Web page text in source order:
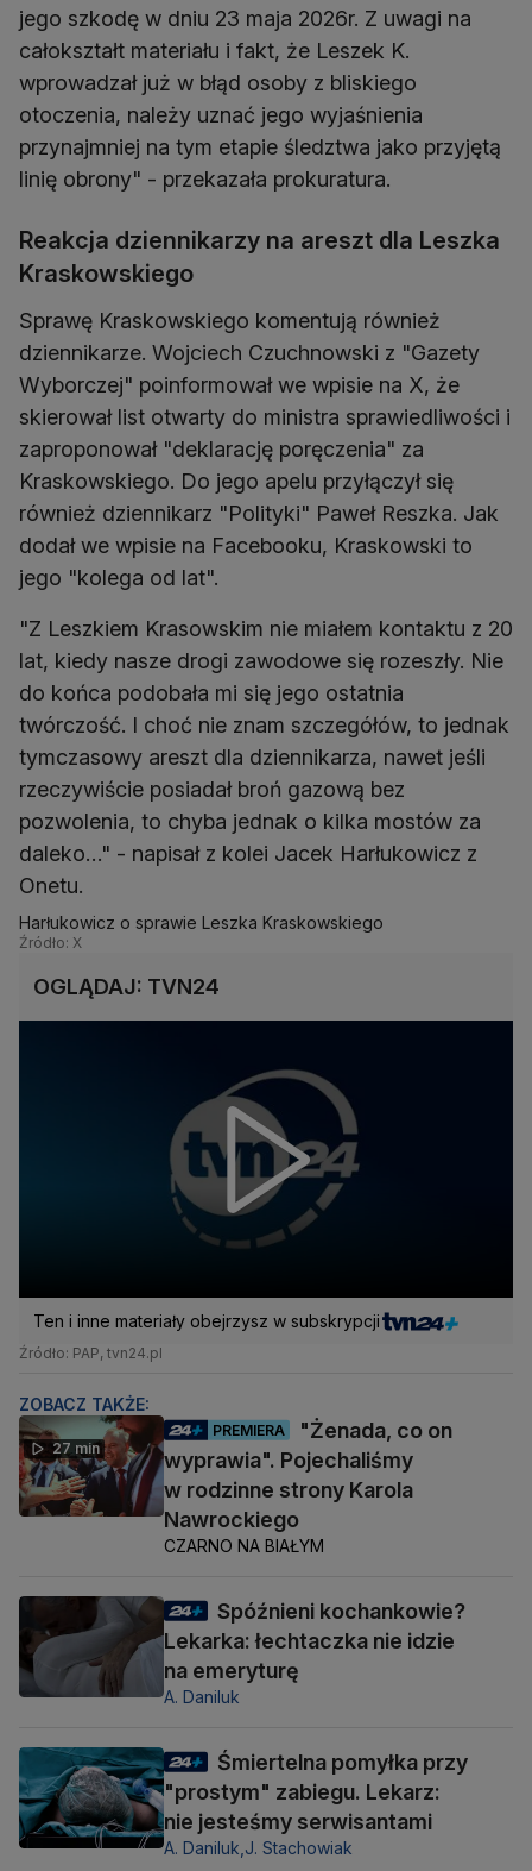
jego szkodę w dniu 23 maja 2026r. Z uwagi na
całokształt materiału i fakt, że Leszek K.
wprowadzał już w błąd osoby z bliskiego
otoczenia, należy uznać jego wyjaśnienia
przynajmniej na tym etapie śledztwa jako przyjętą
linię obrony" - przekazała prokuratura.
Reakcja dziennikarzy na areszt dla Leszka
Kraskowskiego
Sprawę Kraskowskiego komentują również
dziennikarze. Wojciech Czuchnowski z "Gazety
Wyborczej" poinformował we wpisie na X, że
skierował list otwarty do ministra sprawiedliwości i
zaproponował "deklarację poręczenia" za
Kraskowskiego. Do jego apelu przyłączył się
również dziennikarz "Polityki" Paweł Reszka. Jak
dodał we wpisie na Facebooku, Kraskowski to
jego "kolega od lat".
"Z Leszkiem Krasowskim nie miałem kontaktu z 20
lat, kiedy nasze drogi zawodowe się rozeszły. Nie
do końca podobała mi się jego ostatnia
twórczość. I choć nie znam szczegółów, to jednak
tymczasowy areszt dla dziennikarza, nawet jeśli
rzeczywiście posiadał broń gazową bez
pozwolenia, to chyba jednak o kilka mostów za
daleko…" - napisał z kolei Jacek Harłukowicz z
Onetu.
Harłukowicz o sprawie Leszka Kraskowskiego
Źródło: X
OGLĄDAJ: TVN24
Ten i inne materiały obejrzysz w subskrypcji
Źródło: PAP, tvn24.pl
ZOBACZ TAKŻE:
27 min
PREMIERA
"Żenada, co on
wyprawia". Pojechaliśmy
w rodzinne strony Karola
Nawrockiego
CZARNO NA BIAŁYM
Spóźnieni kochankowie?
Lekarka: łechtaczka nie idzie
na emeryturę
A. Daniluk
Śmiertelna pomyłka przy
"prostym" zabiegu. Lekarz:
nie jesteśmy serwisantami
A. Daniluk, J. Stachowiak